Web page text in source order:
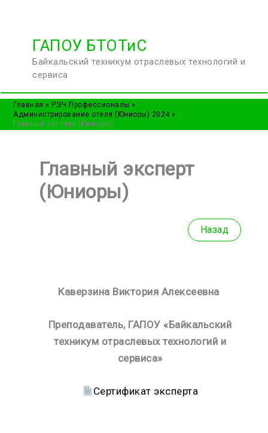
содержимому
ГАПОУ БТОТиС
Байкальский техникум отраслевых технологий и
сервиса
Главная
РЭЧ Профессионалы
Администрирование отеля (Юниоры) 2024
Главный эксперт (Юниоры)
Главный эксперт
(Юниоры)
Назад
Каверзина Виктория Алексеевна
Преподаватель, ГАПОУ «Байкальский
техникум отраслевых технологий и
сервиса»
Сертификат эксперта